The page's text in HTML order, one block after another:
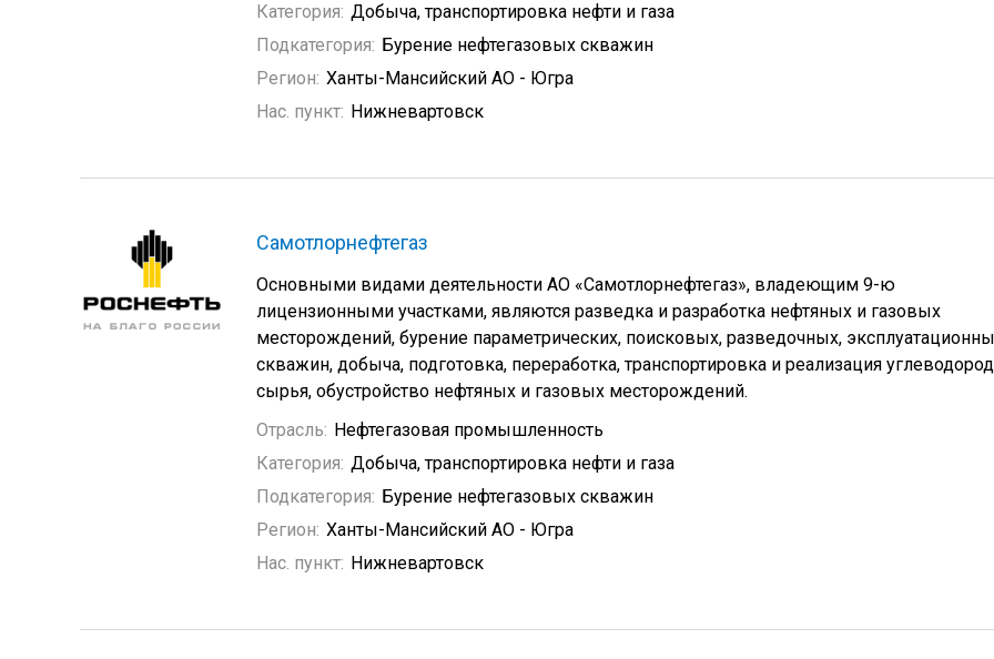
Категория: Добыча, транспортировка нефти и газа
Подкатегория: Бурение нефтегазовых скважин
Регион: Ханты-Мансийский АО - Югра
Нас. пункт: Нижневартовск
Самотлорнефтегаз
Основными видами деятельности АО «Самотлорнефтегаз», владеющим 9-ю
лицензионными участками, являются разведка и разработка нефтяных и газовых
месторождений, бурение параметрических, поисковых, разведочных,
скважин, добыча, подготовка, переработка, транспортировка и реализация
сырья, обустройство нефтяных и газовых месторождений.
Отрасль: Нефтегазовая промышленность
Категория: Добыча, транспортировка нефти и газа
Подкатегория: Бурение нефтегазовых скважин
Регион: Ханты-Мансийский АО - Югра
Нас. пункт: Нижневартовск